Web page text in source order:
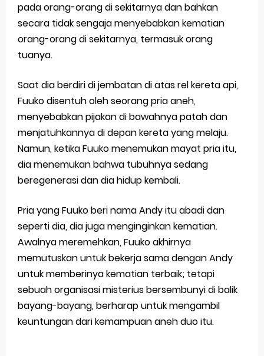
pada orang-orang di sekitarnya dan bahkan
secara tidak sengaja menyebabkan kematian
orang-orang di sekitarnya, termasuk orang
tuanya.
Saat dia berdiri di jembatan di atas rel kereta api,
Fuuko disentuh oleh seorang pria aneh,
menyebabkan pijakan di bawahnya patah dan
menjatuhkannya di depan kereta yang melaju.
Namun, ketika Fuuko menemukan mayat pria itu,
dia menemukan bahwa tubuhnya sedang
beregenerasi dan dia hidup kembali.
Pria yang Fuuko beri nama Andy itu abadi dan
seperti dia, dia juga menginginkan kematian.
Awalnya meremehkan, Fuuko akhirnya
memutuskan untuk bekerja sama dengan Andy
untuk memberinya kematian terbaik; tetapi
sebuah organisasi misterius bersembunyi di balik
bayang-bayang, berharap untuk mengambil
keuntungan dari kemampuan aneh duo itu.